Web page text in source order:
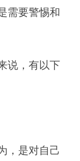
需要警惕和
说，有以下
，是对自己